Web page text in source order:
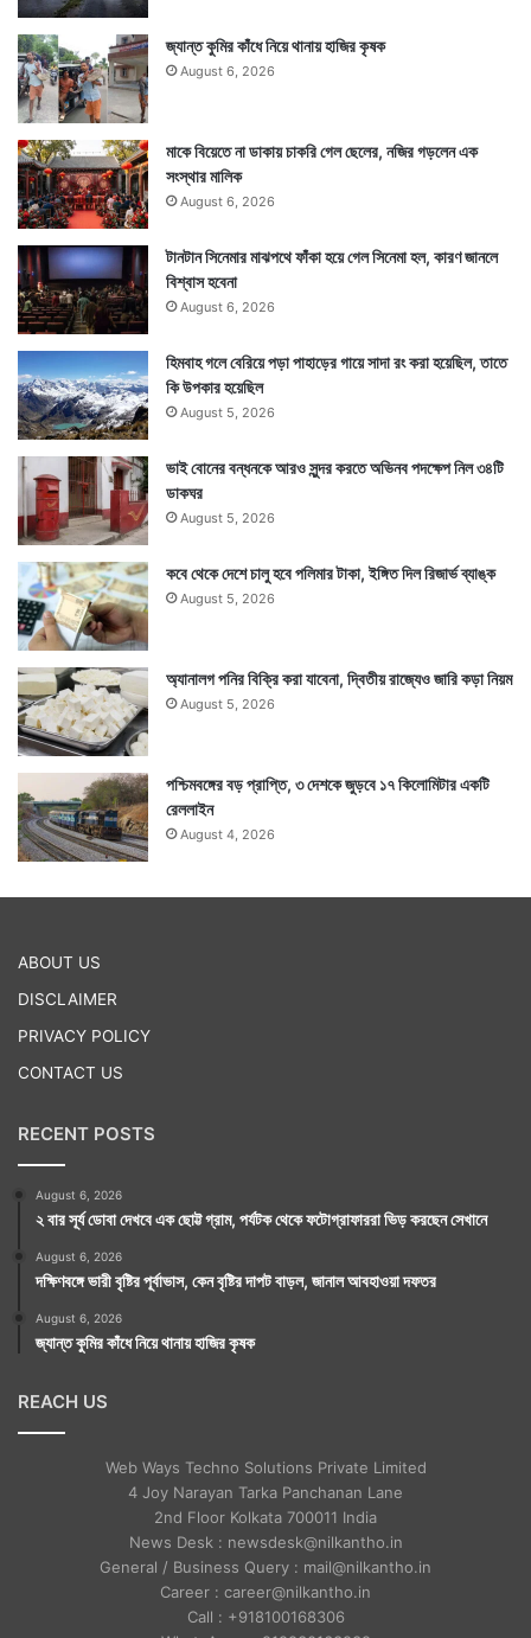
জ্যান্ত কুমির কাঁধে নিয়ে থানায় হাজির কৃষক
August 6, 2026
মাকে বিয়েতে না ডাকায় চাকরি গেল ছেলের, নজির গড়লেন এক
সংস্থার মালিক
August 6, 2026
টানটান সিনেমার মাঝপথে ফাঁকা হয়ে গেল সিনেমা হল, কারণ জানলে
বিশ্বাস হবেনা
August 6, 2026
হিমবাহ গলে বেরিয়ে পড়া পাহাড়ের গায়ে সাদা রং করা হয়েছিল, তাতে
কি উপকার হয়েছিল
August 5, 2026
ভাই বোনের বন্ধনকে আরও সুন্দর করতে অভিনব পদক্ষেপ নিল ৩৪টি
ডাকঘর
August 5, 2026
কবে থেকে দেশে চালু হবে পলিমার টাকা, ইঙ্গিত দিল রিজার্ভ ব্যাঙ্ক
August 5, 2026
অ্যানালগ পনির বিক্রি করা যাবেনা, দ্বিতীয় রাজ্যেও জারি কড়া নিয়ম
August 5, 2026
পশ্চিমবঙ্গের বড় প্রাপ্তি, ৩ দেশকে জুড়বে ১৭ কিলোমিটার একটি
রেললাইন
August 4, 2026
ABOUT US
DISCLAIMER
PRIVACY POLICY
CONTACT US
RECENT POSTS
August 6, 2026
২ বার সূর্য ডোবা দেখবে এক ছোট্ট গ্রাম, পর্যটক থেকে ফটোগ্রাফাররা ভিড় করছেন সেখানে
August 6, 2026
দক্ষিণবঙ্গে ভারী বৃষ্টির পূর্বাভাস, কেন বৃষ্টির দাপট বাড়ল, জানাল আবহাওয়া দফতর
August 6, 2026
জ্যান্ত কুমির কাঁধে নিয়ে থানায় হাজির কৃষক
REACH US
Web Ways Techno Solutions Private Limited
4 Joy Narayan Tarka Panchanan Lane
2nd Floor Kolkata 700011 India
News Desk : newsdesk@nilkantho.in
General / Business Query : mail@nilkantho.in
Career : career@nilkantho.in
Call : +918100168306